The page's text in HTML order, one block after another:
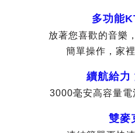
多功能
放著您喜歡的音樂
簡單操作，家
續航給力
3000毫安高容量電
雙麥